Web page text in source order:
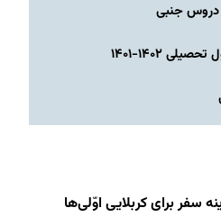
دروس جنبی
۱۴۰۲-۱۴۰۱
سفر برای کربلایی اوّلی‌ها